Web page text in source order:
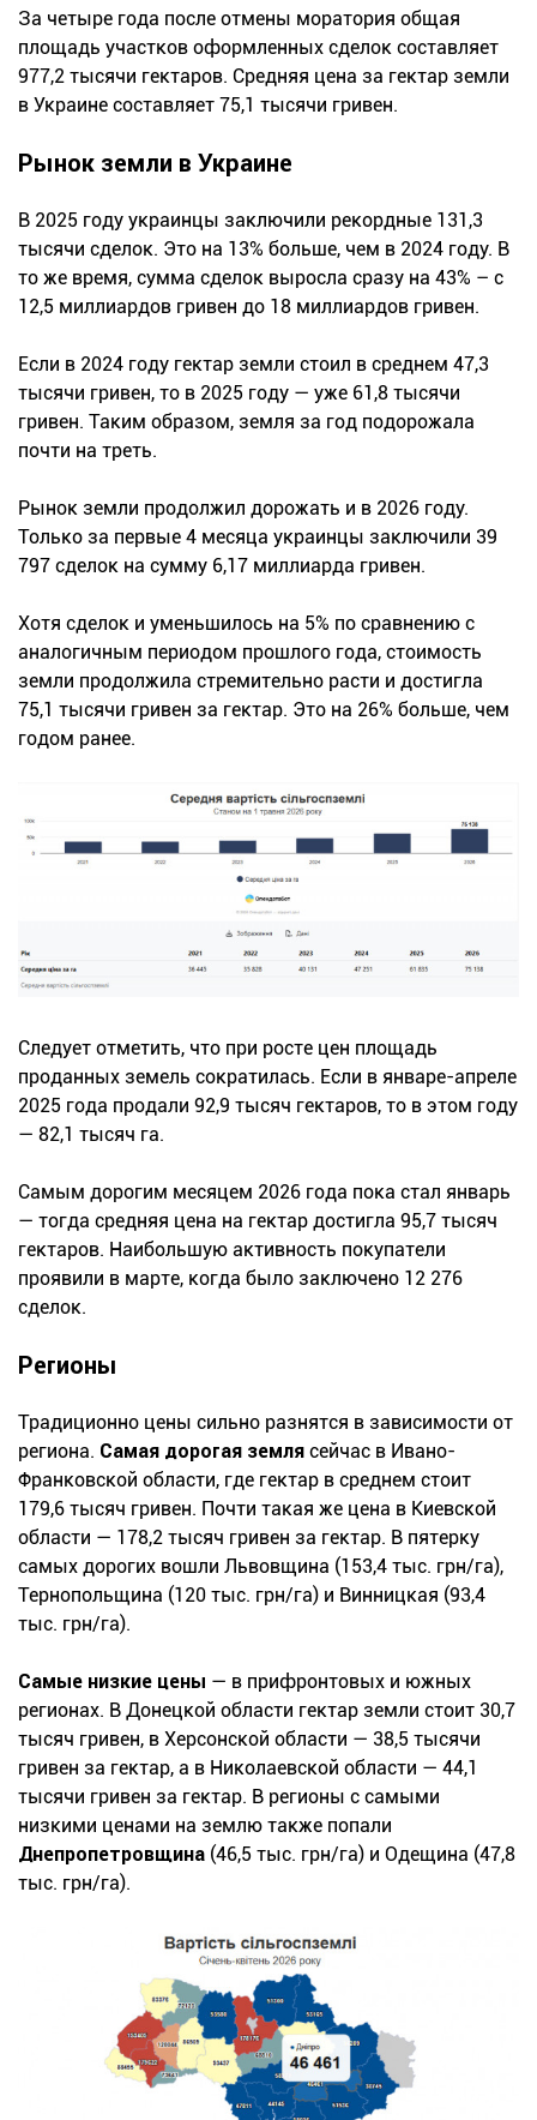
За четыре года после отмены моратория общая
площадь участков оформленных сделок составляет
977,2 тысячи гектаров. Средняя цена за гектар земли
в Украине составляет 75,1 тысячи гривен.
Рынок земли в Украине
В 2025 году украинцы заключили рекордные 131,3
тысячи сделок. Это на 13% больше, чем в 2024 году. В
то же время, сумма сделок выросла сразу на 43% – с
12,5 миллиардов гривен до 18 миллиардов гривен.
Если в 2024 году гектар земли стоил в среднем 47,3
тысячи гривен, то в 2025 году — уже 61,8 тысячи
гривен. Таким образом, земля за год подорожала
почти на треть.
Рынок земли продолжил дорожать и в 2026 году.
Только за первые 4 месяца украинцы заключили 39
797 сделок на сумму 6,17 миллиарда гривен.
Хотя сделок и уменьшилось на 5% по сравнению с
аналогичным периодом прошлого года, стоимость
земли продолжила стремительно расти и достигла
75,1 тысячи гривен за гектар. Это на 26% больше, чем
годом ранее.
Следует отметить, что при росте цен площадь
проданных земель сократилась. Если в январе-апреле
2025 года продали 92,9 тысяч гектаров, то в этом году
— 82,1 тысяч га.
Самым дорогим месяцем 2026 года пока стал январь
— тогда средняя цена на гектар достигла 95,7 тысяч
гектаров. Наибольшую активность покупатели
проявили в марте, когда было заключено 12 276
сделок.
Регионы
Традиционно цены сильно разнятся в зависимости от
региона. Самая дорогая земля сейчас в Ивано-
Франковской области, где гектар в среднем стоит
179,6 тысяч гривен. Почти такая же цена в Киевской
области — 178,2 тысяч гривен за гектар. В пятерку
самых дорогих вошли Львовщина (153,4 тыс. грн/га),
Тернопольщина (120 тыс. грн/га) и Винницкая (93,4
тыс. грн/га).
Самые низкие цены — в прифронтовых и южных
регионах. В Донецкой области гектар земли стоит 30,7
тысяч гривен, в Херсонской области — 38,5 тысячи
гривен за гектар, а в Николаевской области — 44,1
тысячи гривен за гектар. В регионы с самыми
низкими ценами на землю также попали
Днепропетровщина (46,5 тыс. грн/га) и Одещина (47,8
тыс. грн/га).